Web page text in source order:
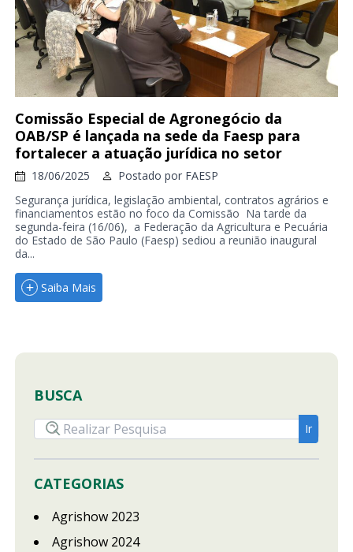
Comissão Especial de Agronegócio da
OAB/SP é lançada na sede da Faesp para
fortalecer a atuação jurídica no setor
18/06/2025 Postado por FAESP
Segurança jurídica, legislação ambiental, contratos agrários e
financiamentos estão no foco da Comissão Na tarde da
segunda-feira (16/06), a Federação da Agricultura e Pecuária
do Estado de São Paulo (Faesp) sediou a reunião inaugural
da...
Saiba Mais
BUSCA
CATEGORIAS
Agrishow 2023
Agrishow 2024